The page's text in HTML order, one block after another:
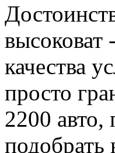
высоковат
качества
просто
2200 авто,
подобрать